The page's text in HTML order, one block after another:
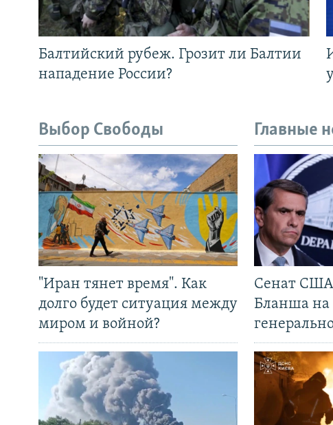
Балтийский рубеж. Грозит ли Балтии
нападение России?
Выбор Свободы
"Иран тянет время". Как
долго будет ситуация между
миром и войной?
Главные
Сенат США
Бланша на